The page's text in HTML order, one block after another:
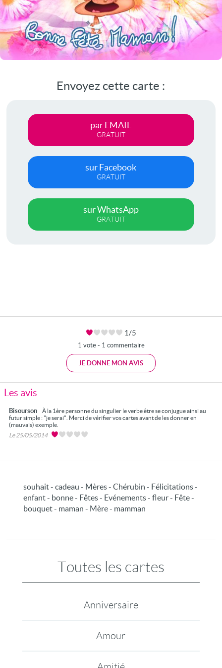
Envoyez cette carte :
par EMAIL
GRATUIT
sur Facebook
GRATUIT
sur WhatsApp
GRATUIT
1/5
1 vote - 1 commentaire
JE DONNE MON AVIS
Les avis
Bisourson
À la 1ère personne du singulier le verbe être se conjugue ainsi au
futur simple : "je serai". Merci de vérifier vos cartes avant de les donner en
(mauvais) exemple.
Le 25/05/2014
souhait - cadeau - Mères - Chérubin - Félicitations -
enfant - bonne - Fêtes - Evénements - fleur - Fête -
bouquet - maman - Mère - mamman
Toutes les cartes
Anniversaire
Amour